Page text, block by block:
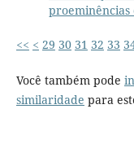
proeminências
<< < 29 30 31 32 33
Você também pode
similaridade para